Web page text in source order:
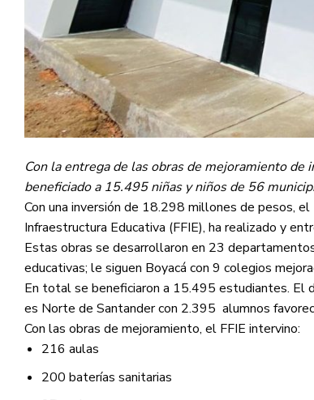
Con la entrega de las obras de mejoramiento
beneficiado a 15.495 niñas y niños de 56
Con una inversión de 18.298 millones de pesos,
Infraestructura Educativa (FFIE), ha realizado y
Estas obras se desarrollaron en 23
educativas; le siguen Boyacá con 9 colegios
En total se beneficiaron a 15.495 estudiantes. El
es Norte de Santander con 2.395 alumnos
Con las obras de mejoramiento, el FFIE intervino:
216 aulas
200 baterías sanitarias